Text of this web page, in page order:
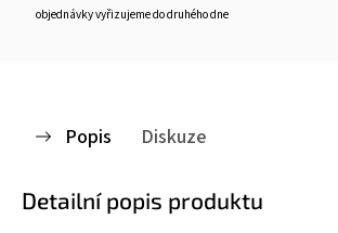
objednávky vyřizujeme do druhého dne
Popis Diskuze
Detailní popis produktu